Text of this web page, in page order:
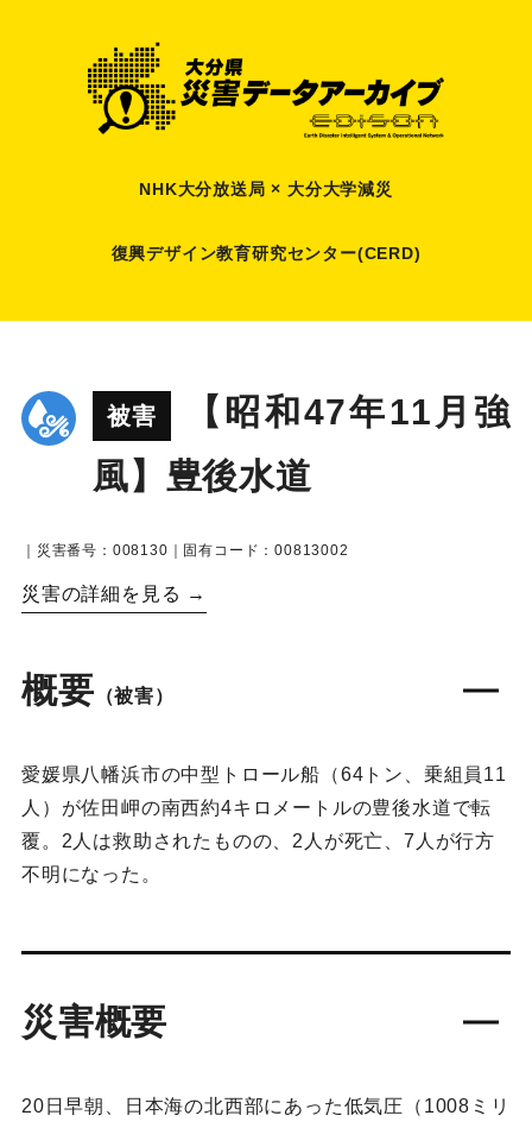
NHK大分放送局 × 大分大学減災
復興デザイン教育研究センター(CERD)
被害
【昭和47年11月強
風】豊後水道
｜災害番号：008130｜固有コード：00813002
災害の詳細を見る →
概要 （被害）
愛媛県八幡浜市の中型トロール船（64トン、乗組員11
人）が佐田岬の南西約4キロメートルの豊後水道で転
覆。2人は救助されたものの、2人が死亡、7人が行方
不明になった。
災害概要
20日早朝、日本海の北西部にあった低気圧（1008ミリ